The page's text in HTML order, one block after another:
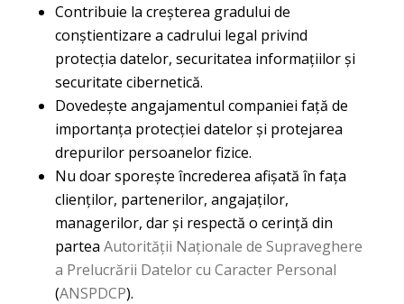
Contribuie la creșterea gradului de
conștientizare a cadrului legal privind
protecția datelor, securitatea informațiilor și
securitate cibernetică.
Dovedește angajamentul companiei față de
importanța protecției datelor și protejarea
drepurilor persoanelor fizice.
Nu doar sporește încrederea afișată în fața
clienților, partenerilor, angajaților,
managerilor, dar și respectă o cerință din
partea Autorității Naționale de Supraveghere
a Prelucrării Datelor cu Caracter Personal
(ANSPDCP).